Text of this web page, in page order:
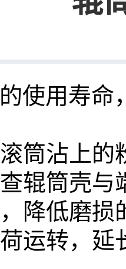
使用寿命
筒沾上的
辊筒壳
降低磨损
运转，延